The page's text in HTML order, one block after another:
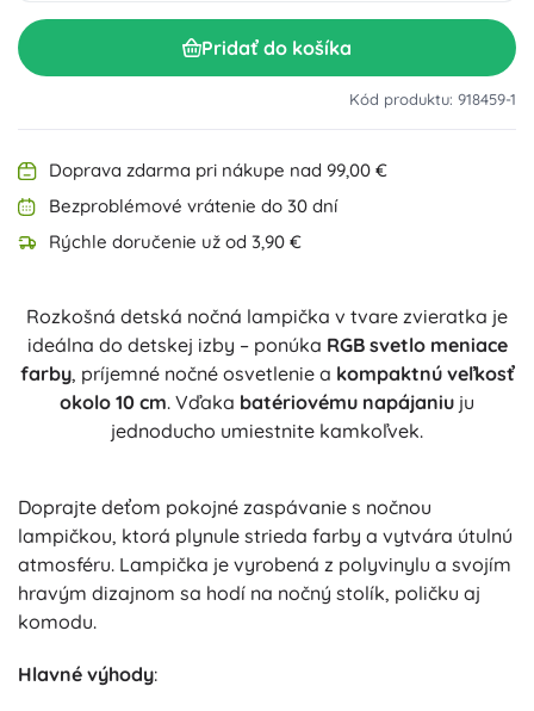
Pridať do košíka
Kód produktu: 918459-1
Doprava zdarma pri nákupe nad 99,00 €
Bezproblémové vrátenie do 30 dní
Rýchle doručenie už od 3,90 €
Rozkošná detská nočná lampička v tvare zvieratka je
ideálna do detskej izby – ponúka RGB svetlo meniace
farby, príjemné nočné osvetlenie a kompaktnú veľkosť
okolo 10 cm. Vďaka batériovému napájaniu ju
jednoducho umiestnite kamkoľvek.
Doprajte deťom pokojné zaspávanie s nočnou
lampičkou, ktorá plynule strieda farby a vytvára útulnú
atmosféru. Lampička je vyrobená z polyvinylu a svojím
hravým dizajnom sa hodí na nočný stolík, poličku aj
komodu.
Hlavné výhody: